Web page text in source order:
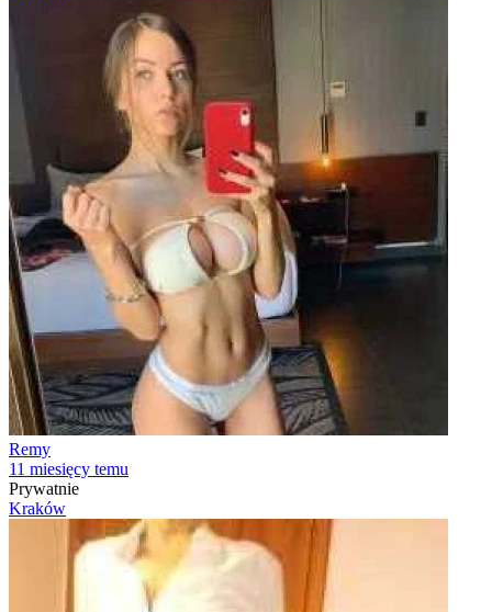
Remy
11 miesięcy temu
Prywatnie
Kraków